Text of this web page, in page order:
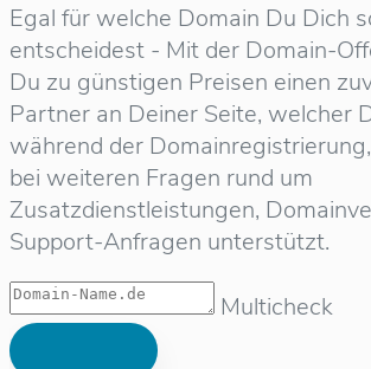
Egal für welche Domain Du Dich
entscheidest - Mit der Domain-
Du zu günstigen Preisen einen
Partner an Deiner Seite, welcher
während der
bei weiteren Fragen rund um
Zusatzdienstleistungen,
Support-Anfragen unterstützt.
Multicheck